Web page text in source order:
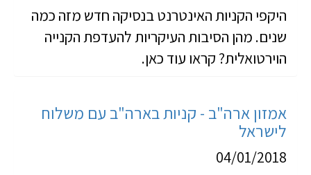
היקפי הקניות האינטרנט בנסיקה חדש מזה כמה
שנים. מהן הסיבות העיקריות להעדפת הקנייה
הוירטואלית? קראו עוד כאן.
אמזון ארה"ב - קניות בארה"ב עם משלוח
לישראל
04/01/2018